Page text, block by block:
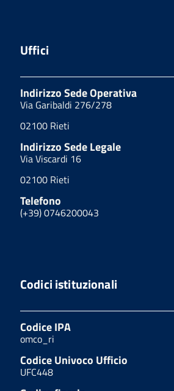
Uffici
Indirizzo Sede Operativa
Via Garibaldi 276/278
02100 Rieti
Indirizzo Sede Legale
Via Viscardi 16
02100 Rieti
Telefono
(+39) 0746200043
Codici istituzionali
Codice IPA
omco_ri
Codice Univoco Ufficio
UFC448